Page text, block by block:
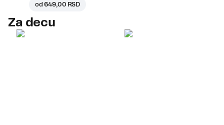
od649,00 RSD
Za decu